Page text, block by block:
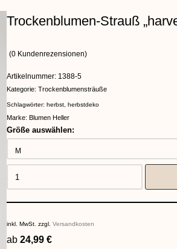
Trockenblumen-Strauß
(0Kundenrezensionen)
Artikelnummer: 1388-5
Kategorie: Trockenblumensträuße
Schlagwörter: herbst, herbstdeko
Marke: Blumen Heller
Größe auswählen:
inkl. MwSt. zzgl. Versandkosten
ab 24,99 €